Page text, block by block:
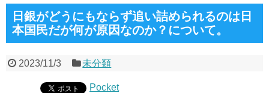
日銀がどうにもならず追い詰められるのは日
本国民だが何が原因なのか？について。
2023/11/3 未分類
Pocket